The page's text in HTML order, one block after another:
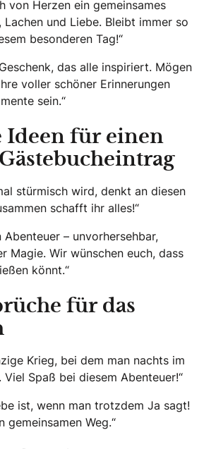
von Herzen ein gemeinsames
und Liebe. Bleibt immer so
besonderen Tag!“
das alle inspiriert. Mögen
voller schöner Erinnerungen
sein.“
Ideen für einen
stürmisch wird, denkt an diesen
schafft ihr alles!“
Abenteuer – unvorhersehbar,
Magie. Wir wünschen euch, dass
könnt.“
für das
Krieg, bei dem man nachts im
Spaß bei diesem Abenteuer!“
ist, wenn man trotzdem Ja sagt!
gemeinsamen Weg.“